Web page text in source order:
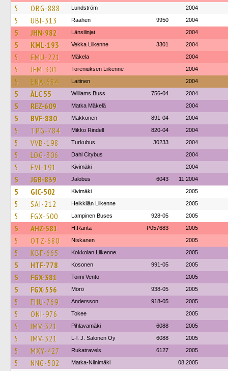
5
OBG-888 Lundström 2004
5 UBI-313 Raahen 9950 2004
5 JHN-982 Länsilinjat 2004
5 KML-193 Vekka Liikenne 3301 2004
5 EMU-221 Mäkela 2004
5 JFM-301 Toreniuksen Liikenne 2004
5 ENA-684 Laitinen 2004
5 ÅLC 55 Williams Buss 756-04 2004
5 REZ-609 Matka Mäkelä 2004
5 BVF-880 Makkonen 891-04 2004
5 TPG-784 Mikko Rindell 820-04 2004
5 VVB-198 Turkubus 30233 2004
5 LOG-306 Dahl Citybus 2004
5 EVI-191 Kivimäki 2004
5 JGB-839 Jalobus 6043 11.2004
5 GIC-502 Kivimäki 2005
5 SAI-212 Heikkilän Liikenne 2005
5 FGX-500 Lampinen Buses 928-05 2005
5 AHZ-581 H.Ranta P057683 2005
5 OTZ-680 Niskanen 2005
5 KBF-665 Kokkolan Liikenne 2005
5 HTF-778 Kosonen 991-05 2005
5 FGX-381 Toimi Vento 2005
5 FGX-556 Mörö 938-05 2005
5 FHU-769 Andersson 918-05 2005
5 ONI-976 Tokee 2005
5 IMV-321 Pihlavamäki 6088 2005
5 IMV-321 L-l. J. Salonen Oy 6088 2005
5 MXY-427 Rukatravels 6127 2005
5 NNG-502 Matka-Niinimäki 08.2005